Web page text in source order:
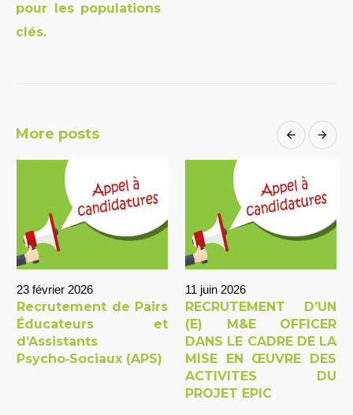
pour les populations
clés.
More posts
23 février 2026
Recrutement de Pairs
Éducateurs et
d’Assistants
Psycho‑Sociaux (APS)
11 juin 2026
RECRUTEMENT D’UN
(E) M&E OFFICER
DANS LE CADRE DE LA
MISE EN ŒUVRE DES
ACTIVITES DU
PROJET EPIC